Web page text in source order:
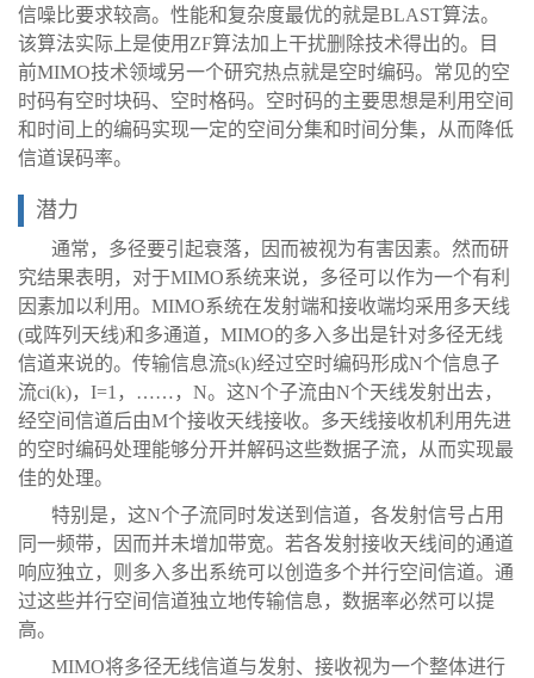
信噪比要求较高。性能和复杂度最优的就是BLAST算法。
该算法实际上是使用ZF算法加上干扰删除技术得出的。目
前MIMO技术领域另一个研究热点就是空时编码。常见的空
时码有空时块码、空时格码。空时码的主要思想是利用空间
和时间上的编码实现一定的空间分集和时间分集，从而降低
信道误码率。
潜力
通常，多径要引起衰落，因而被视为有害因素。然而研
究结果表明，对于MIMO系统来说，多径可以作为一个有利
因素加以利用。MIMO系统在发射端和接收端均采用多天线
(或阵列天线)和多通道，MIMO的多入多出是针对多径无线
信道来说的。传输信息流s(k)经过空时编码形成N个信息子
流ci(k)，I=1，……，N。这N个子流由N个天线发射出去，
经空间信道后由M个接收天线接收。多天线接收机利用先进
的空时编码处理能够分开并解码这些数据子流，从而实现最
佳的处理。
特别是，这N个子流同时发送到信道，各发射信号占用
同一频带，因而并未增加带宽。若各发射接收天线间的通道
响应独立，则多入多出系统可以创造多个并行空间信道。通
过这些并行空间信道独立地传输信息，数据率必然可以提
高。
MIMO将多径无线信道与发射、接收视为一个整体进行